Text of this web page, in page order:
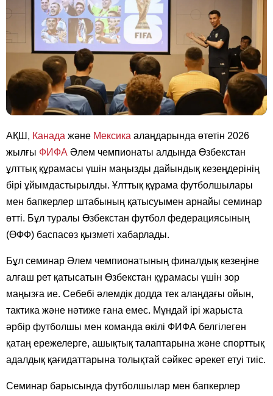
АҚШ, Канада және Мексика алаңдарында өтетін 2026
жылғы ФИФА Әлем чемпионаты алдында Өзбекстан
ұлттық құрамасы үшін маңызды дайындық кезеңдерінің
бірі ұйымдастырылды. Ұлттық құрама футболшылары
мен бапкерлер штабының қатысуымен арнайы семинар
өтті. Бұл туралы Өзбекстан футбол федерациясының
(ӨФФ) баспасөз қызметі хабарлады.
Бұл семинар Әлем чемпионатының финалдық кезеңіне
алғаш рет қатысатын Өзбекстан құрамасы үшін зор
маңызға ие. Себебі әлемдік додда тек алаңдағы ойын,
тактика және нәтиже ғана емес. Мұндай ірі жарыста
әрбір футболшы мен команда өкілі ФИФА белгілеген
қатаң ережелерге, ашықтық талаптарына және спорттық
адалдық қағидаттарына толықтай сәйкес әрекет етуі тиіс.
Семинар барысында футболшылар мен бапкерлер